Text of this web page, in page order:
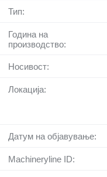
Тип:
Година на
производство:
Носивост:
Локација:
Датум на објавување:
Machineryline ID: